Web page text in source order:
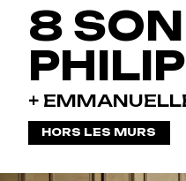
8
+
HORS LES MURS